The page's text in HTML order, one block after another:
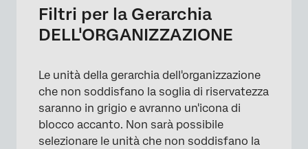
Filtri per la Gerarchia
DELL'ORGANIZZAZIONE
Le unità della gerarchia dell'organizzazione
che non soddisfano la soglia di riservatezza
saranno in grigio e avranno un'icona di
blocco accanto. Non sarà possibile
selezionare le unità che non soddisfano la